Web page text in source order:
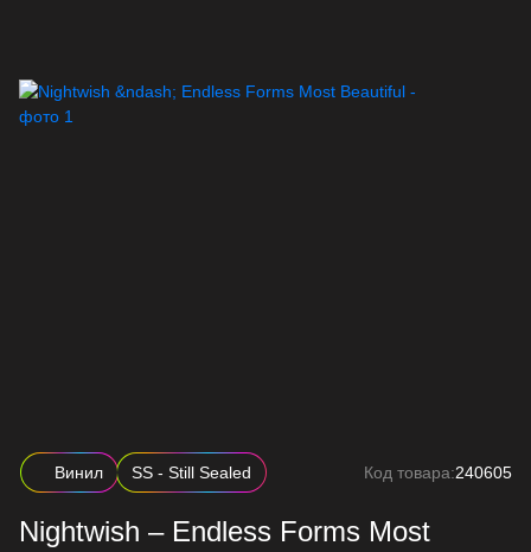
Винил SS - Still Sealed Код товара:240605
Nightwish – Endless Forms Most